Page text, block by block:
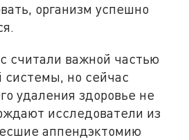
организм успешно
считали важной частью
но сейчас
удаления здоровье не
исследователи из
аппендэктомию